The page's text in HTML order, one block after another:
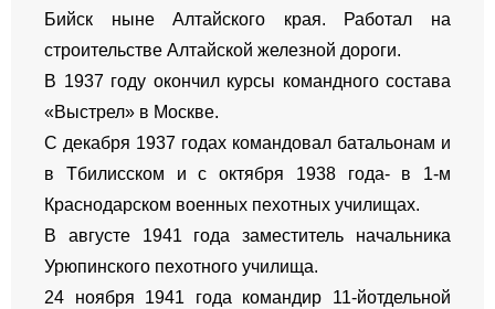
Бийск ныне Алтайского края. Работал на
строительстве Алтайской железной дороги.
В 1937 году окончил курсы командного состава
«Выстрел» в Москве.
С декабря 1937 годах командовал батальонам и
в Тбилисском и с октября 1938 года- в 1-м
Краснодарском военных пехотных училищах.
В августе 1941 года заместитель начальника
Урюпинского пехотного училища.
24 ноября 1941 года командир 11-йотдельной